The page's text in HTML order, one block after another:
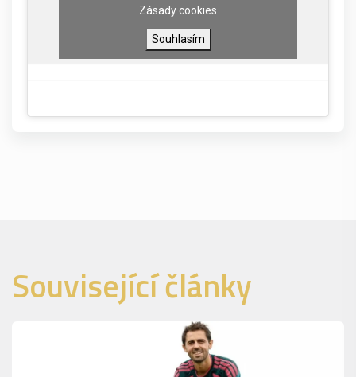
Zásady cookies
Souhlasím
Související články